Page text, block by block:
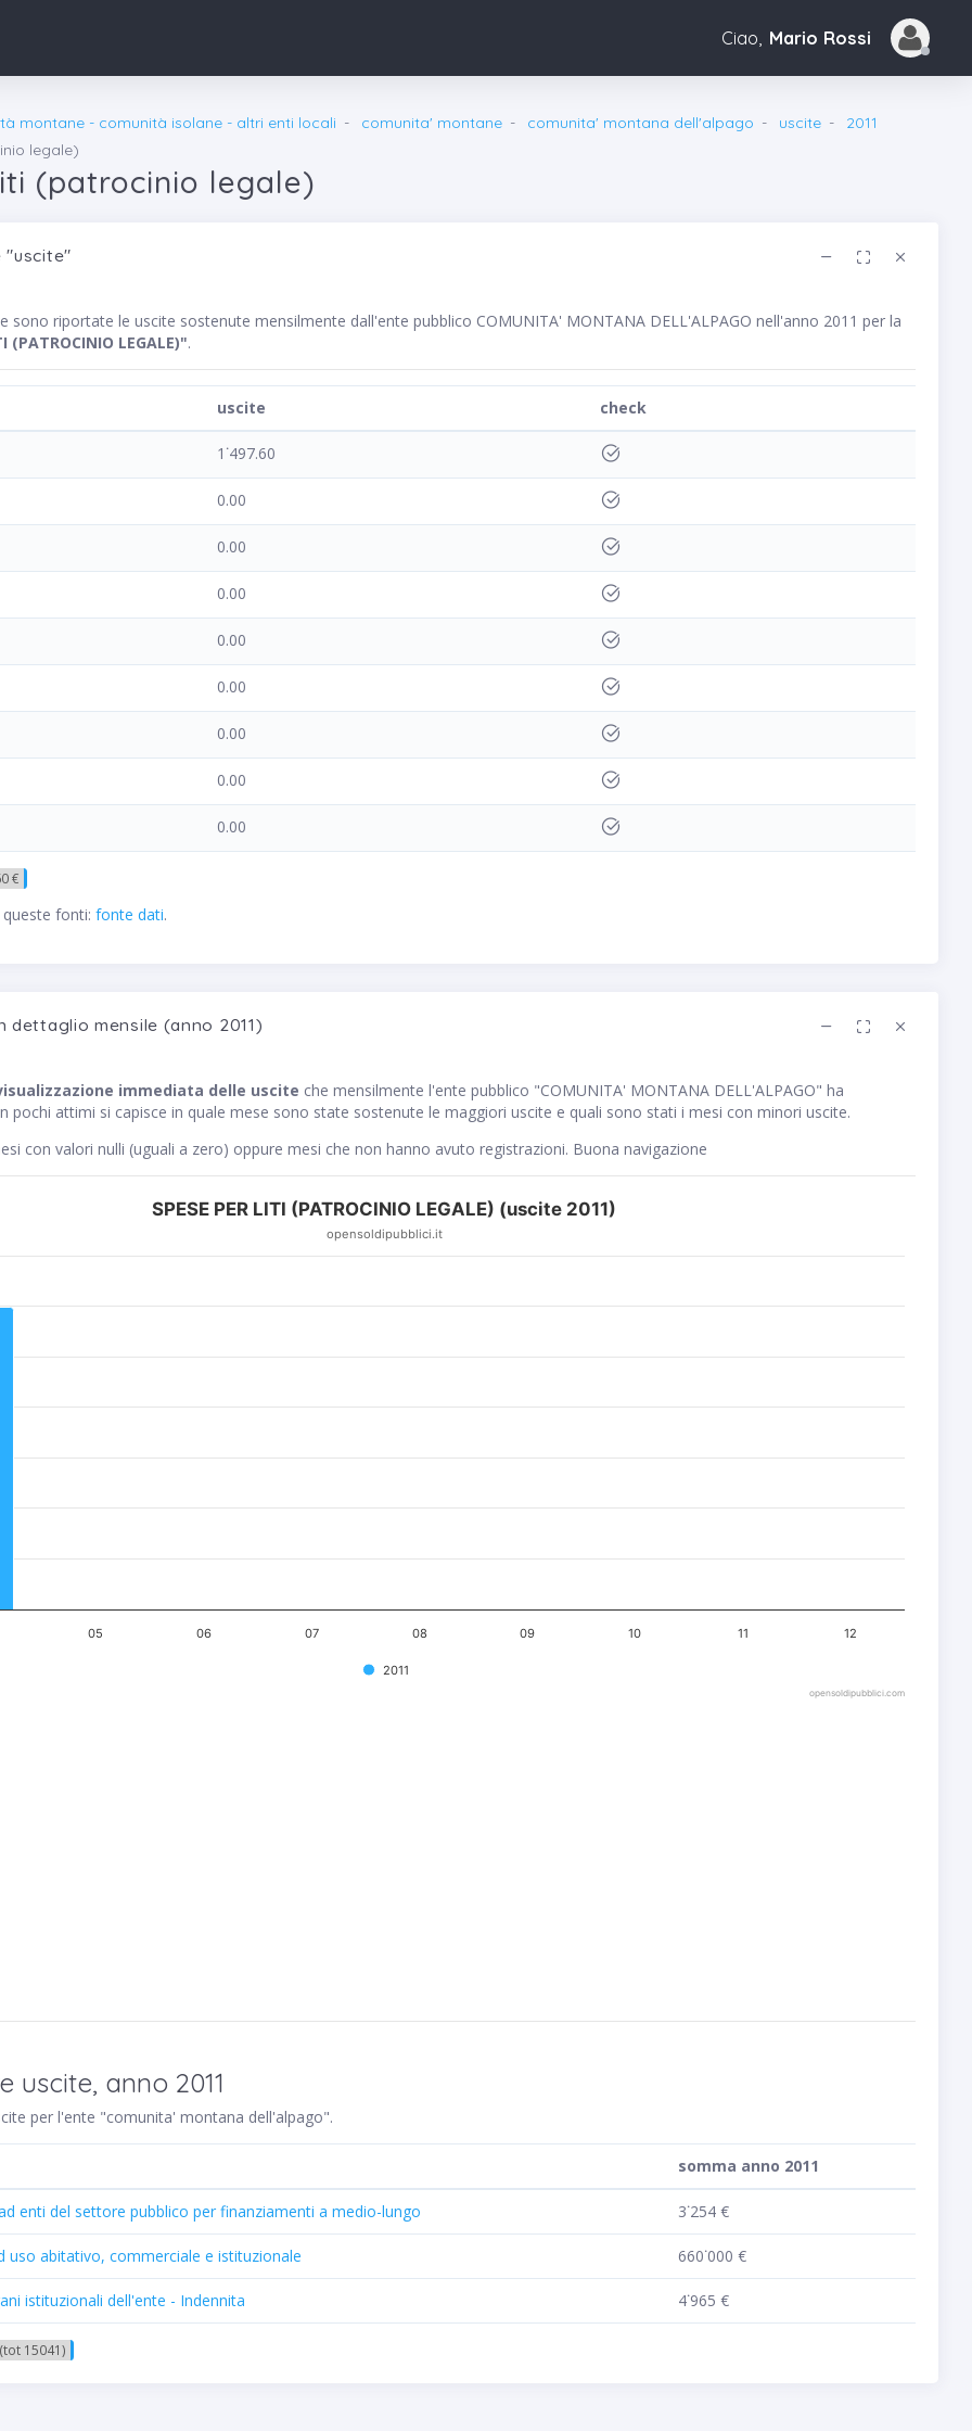
Ciao, Mario Rossi
montane - comunità isolane - altri enti locali comunita' montane comunita' montana dell'alpago uscite
2011
legale)
(patrocinio legale)
"uscite"
sono riportate le uscite sostenute mensilmente dall'ente pubblico COMUNITA' MONTANA DELL'ALPAGO nell'anno 2011 per la
(PATROCINIO LEGALE)".
uscite check
1˙497.60
0.00
0.00
0.00
0.00
0.00
0.00
0.00
0.00
€
fonti: fonte dati.
dettaglio mensile (anno 2011)
immediata delle uscite che mensilmente l'ente pubblico "COMUNITA' MONTANA DELL'ALPAGO" ha
pochi attimi si capisce in quale mese sono state sostenute le maggiori uscite e quali sono stati i mesi con minori uscite.
con valori nulli (uguali a zero) oppure mesi che non hanno avuto registrazioni. Buona navigazione
SPESE PER LITI (PATROCINIO LEGALE) (uscite 2011)
opensoldipubblici.it
2011
05 06 07 08 09 10 11 12
opensoldipubblici.com
uscite, anno 2011
per l'ente "comunita' montana dell'alpago".
somma anno 2011
enti del settore pubblico per finanziamenti a medio-lungo 3˙254 €
uso abitativo, commerciale e istituzionale 660˙000 €
istituzionali dell'ente - Indennita 4˙965 €
15041)